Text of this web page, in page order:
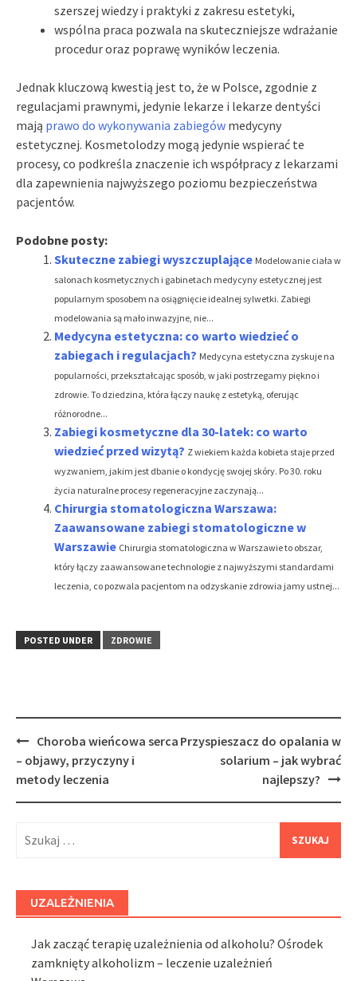
szerszej wiedzy i praktyki z zakresu estetyki,
wspólna praca pozwala na skuteczniejsze wdrażanie
procedur oraz poprawę wyników leczenia.
Jednak kluczową kwestią jest to, że w Polsce, zgodnie z
regulacjami prawnymi, jedynie lekarze i lekarze dentyści
mają prawo do wykonywania zabiegów medycyny
estetycznej. Kosmetolodzy mogą jedynie wspierać te
procesy, co podkreśla znaczenie ich współpracy z lekarzami
dla zapewnienia najwyższego poziomu bezpieczeństwa
pacjentów.
Podobne posty:
Skuteczne zabiegi wyszczuplające Modelowanie ciała w
salonach kosmetycznych i gabinetach medycyny estetycznej jest
popularnym sposobem na osiągnięcie idealnej sylwetki. Zabiegi
modelowania są mało inwazyjne, nie...
Medycyna estetyczna: co warto wiedzieć o
zabiegach i regulacjach? Medycyna estetyczna zyskuje na
popularności, przekształcając sposób, w jaki postrzegamy piękno i
zdrowie. To dziedzina, która łączy naukę z estetyką, oferując
różnorodne...
Zabiegi kosmetyczne dla 30-latek: co warto
wiedzieć przed wizytą? Z wiekiem każda kobieta staje przed
wyzwaniem, jakim jest dbanie o kondycję swojej skóry. Po 30. roku
życia naturalne procesy regeneracyjne zaczynają...
Chirurgia stomatologiczna Warszawa:
Zaawansowane zabiegi stomatologiczne w
Warszawie Chirurgia stomatologiczna w Warszawie to obszar,
który łączy zaawansowane technologie z najwyższymi standardami
leczenia, co pozwala pacjentom na odzyskanie zdrowia jamy ustnej...
POSTED UNDER ZDROWIE
Post
navigation
Choroba wieńcowa serca
– objawy, przyczyny i
metody leczenia
Przyspieszacz do opalania w
solarium – jak wybrać
najlepszy?
UZALEŻNIENIA
Jak zacząć terapię uzależnienia od alkoholu? Ośrodek
zamknięty alkoholizm – leczenie uzależnień